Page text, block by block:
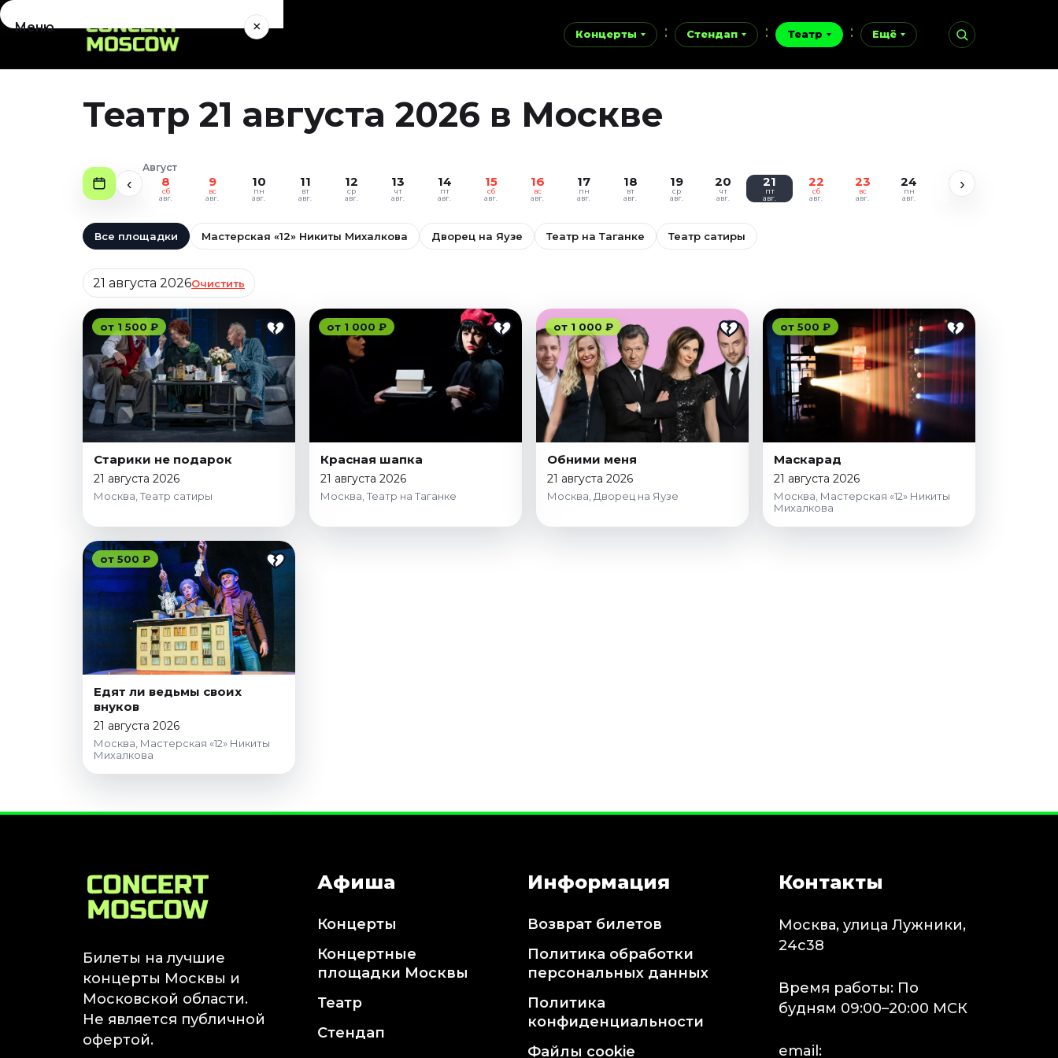
Концерты Стендап Театр Ещё
Меню ×
Концерты
Сентябрь 2026
Декабрь 2026
Январь 2027
Сентябрь 2026
Октябрь 2026
Ноябрь 2026
Декабрь 2026
Январь 2027
Август 2026
Октябрь 2026
Ноябрь 2026
Декабрь 2026
Август 2026
Сентябрь 2026
Октябрь 2026
Декабрь 2026
Экскурсии
Сентябрь 2026
Октябрь 2026
Октябрь 2026
Сентябрь 2026
Октябрь 2026
Декабрь 2026
Площадки
Театр 21 августа 2026 в Москве
‹
Август
8
сб
авг.
9
вс
авг.
10
пн
авг.
11
вт
авг.
12
ср
авг.
13
чт
авг.
14
пт
авг.
15
сб
авг.
16
вс
авг.
17
пн
авг.
18
вт
авг.
19
ср
авг.
20
чт
авг.
21
пт
авг.
22
сб
авг.
23
вс
авг.
24
пн
авг.
25
вт
авг.
›
Все площадки Мастерская «12» Никиты Михалкова Дворец на Яузе Театр на Таганке Театр сатиры
Дата
21 августа 2026Очистить
от 1 500 ₽
Старики не подарок
21 августа 2026
Москва, Театр сатиры
от 1 000 ₽
Красная шапка
21 августа 2026
Москва, Театр на Таганке
от 1 000 ₽
Обними меня
21 августа 2026
Москва, Дворец на Яузе
от 500 ₽
Маскарад
21 августа 2026
Москва, Мастерская «12» Никиты
Михалкова
от 500 ₽
Едят ли ведьмы своих
внуков
21 августа 2026
Москва, Мастерская «12» Никиты
Михалкова
Билеты на лучшие
концерты Москвы и
Московской области.
Не является публичной
офертой.
Афиша
Концерты
Концертные
площадки Москвы
Театр
Стендап
Информация
Возврат билетов
Политика обработки
персональных данных
Политика
конфиденциальности
Файлы cookie
Контакты
Москва, улица Лужники,
24с38
Время работы: По
будням 09:00–20:00 МСК
email: